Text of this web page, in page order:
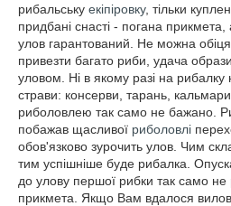
рибальську екіпіровку, тільки
придбані снасті - погана
улов гарантований. Не можна
привезти багато риби, удача
уловом. Ні в якому разі на
страви: консерви, тарань,
риболовлею так само не бажано.
побажав щасливої риболовлі
обов'язково зурочить улов. Чим
тим успішніше буде рибалка.
до улову першої рибки так само не
прикмета. Якщо Вам вдалося